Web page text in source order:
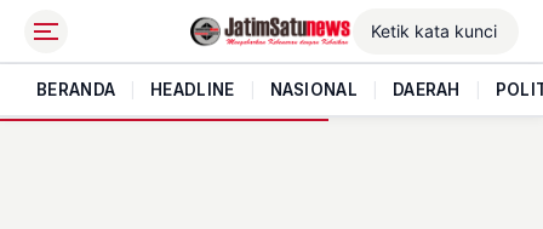
BERANDA HEADLINE NASIONAL DAERAH